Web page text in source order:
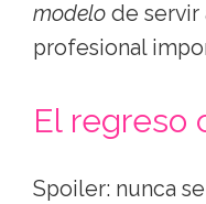
modelo de servir
profesional
El regreso
Spoiler: nunca